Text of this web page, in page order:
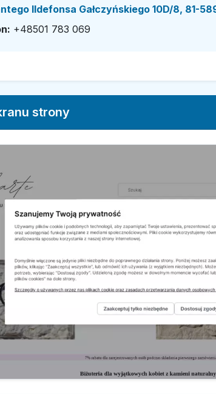
Ildefonsa Gałczyńskiego 10D/8, 81-
+48501 783 069
strony